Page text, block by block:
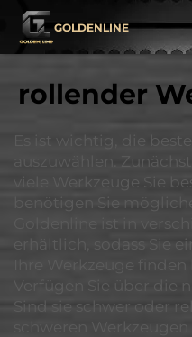
GOLDENLINE
rollender
Es ist wichtig, die
auszuwählen.
viele Werkzeuge Sie
benötigen Sie
Goldenline ist in
erhältlich, sodass Sie
Ihre Werkzeuge finden
Verfügen Sie über die
Sind sie schwer oder
schweren